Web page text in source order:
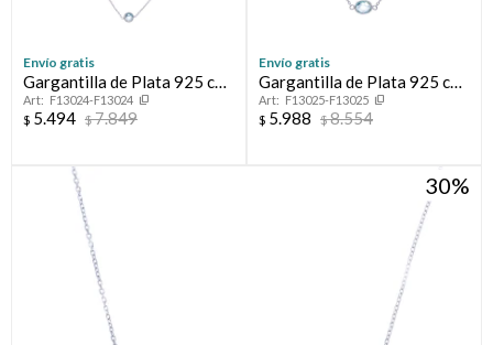
Envío gratis
Gargantilla de Plata 925 con
Topacio celeste
F13024-F13024
$ 5.494 $7.849
Envío gratis
Gargantilla de Plata 925 con
piedrasF13025-F13025
$ 5.988 $8.554
30